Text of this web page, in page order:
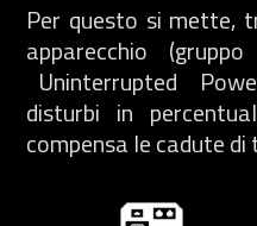
Per questo si mette,
apparecchio
Uninterrupted
disturbi in
compensa le cadute di